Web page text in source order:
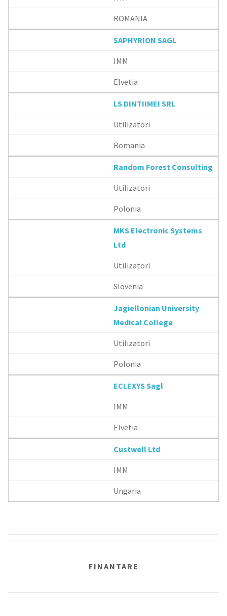
ROMANIA
SAPHYRION SAGL
IMM
Elvetia
LS DINTIIMEI SRL
Utilizatori
Romania
Random Forest Consulting
Utilizatori
Polonia
MKS Electronic Systems
Ltd
Utilizatori
Slovenia
Jagiellonian University
Medical College
Utilizatori
Polonia
ECLEXYS Sagl
IMM
Elvetia
Custwell Ltd
IMM
Ungaria
FINANTARE